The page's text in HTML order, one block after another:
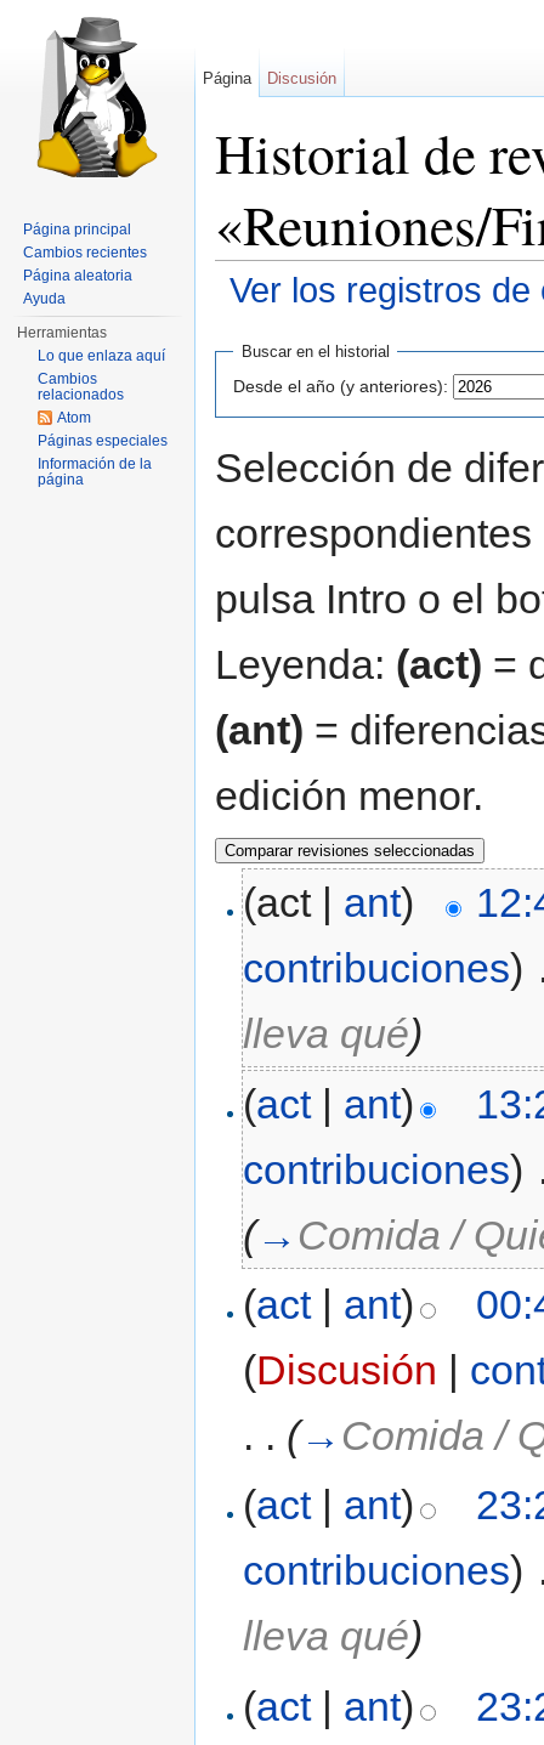
Historial de
«Reuniones/
Ver los registros de
Buscar en el historial
Desde el año (y anteriores):
Selección de
pulsa Intro o el
Leyenda: (act) =
(ant) =
edición menor.
(act | ant)
contribuciones)
lleva qué)
(act| ant)
contribuciones)
(→ Comida /
(act| ant)
(Discusión |
. . (→ Comida /
(act| ant)
contribuciones)
lleva qué)
(act| ant)
Página Discusión
Página principal
Cambios recientes
Página aleatoria
Ayuda
Herramientas
Lo que enlaza aquí
Cambios
relacionados
Atom
Páginas especiales
Información de la
página